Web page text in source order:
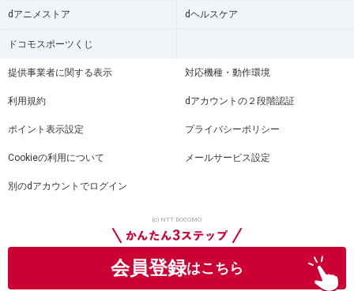
会員登録はこちら
dアニメストア dヘルスケア
ドコモスポーツくじ
提供事業者に関する表示 対応機種・動作環境
利用規約 dアカウントの２段階認証
ポイント表示設定 プライバシーポリシー
Cookieの利用について メールサービス設定
別のdアカウントでログイン
(c) NTT DOCOMO